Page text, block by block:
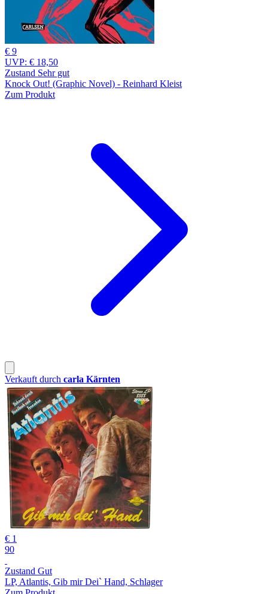
€ 9
UVP: € 18,50
Zustand Sehr gut
Knock Out! (Graphic Novel) - Reinhard Kleist
Zum Produkt
Verkauft durch carla Kärnten
€ 1
90
Zustand Gut
LP, Atlantis, Gib mir Dei` Hand, Schlager